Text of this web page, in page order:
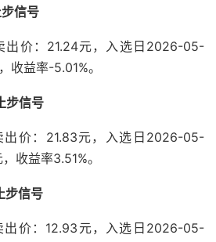
信号
出价：21.24元，入选日2026-05-
收益率-5.01%。
信号
出价：21.83元，入选日2026-05-
收益率3.51%。
信号
出价：12.93元，入选日2026-05-